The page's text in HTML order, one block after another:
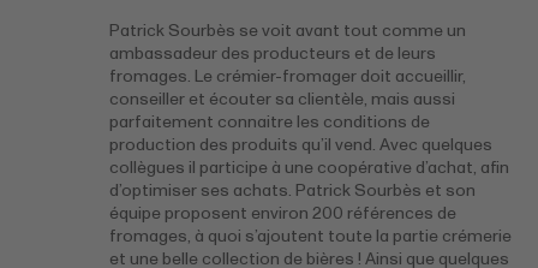
Patrick Sourbès se voit avant tout comme un
ambassadeur des producteurs et de leurs
fromages. Le crémier-fromager doit accueillir,
conseiller et écouter sa clientèle, mais aussi
parfaitement connaitre les conditions de
production des produits qu’il vend. Avec quelques
collègues il participe à une coopérative d’achat, afin
d’optimiser ses achats. Patrick Sourbès et son
équipe proposent environ 200 références de
fromages, à quoi s’ajoutent toute la partie crémerie
et une belle collection de bières ! Ainsi que quelques